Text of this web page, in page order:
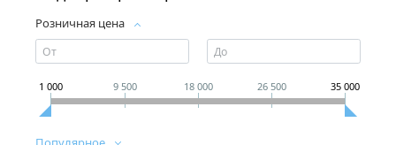
Розничная цена
1 000 9 500 18 000 26 500 35 000